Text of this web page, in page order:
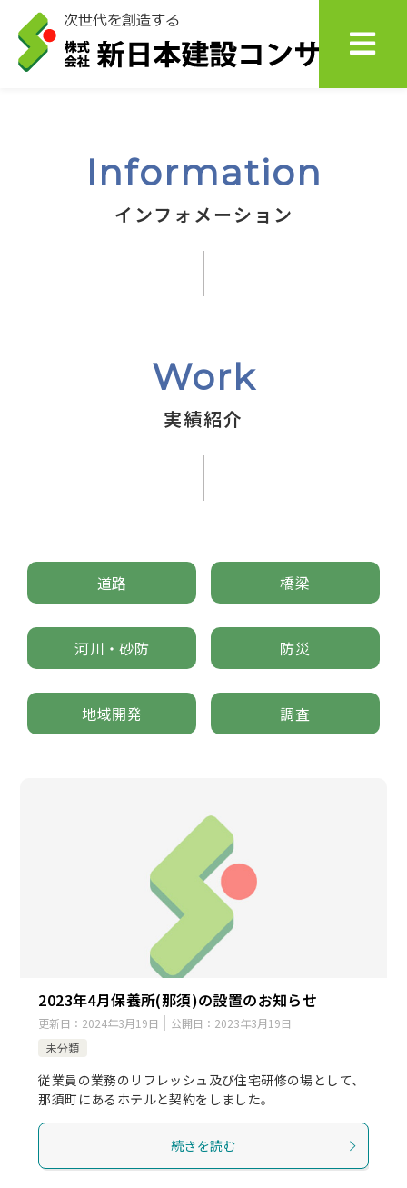
Information
インフォメーション
Work
実績紹介
道路 橋梁
河川・砂防 防災
地域開発 調査
2023年4月保養所(那須)の設置のお知らせ
更新日： 2024年3月19日 公開日： 2023年3月19日
未分類
従業員の業務のリフレッシュ及び住宅研修の場として、
那須町にあるホテルと契約をしました。
続きを読む